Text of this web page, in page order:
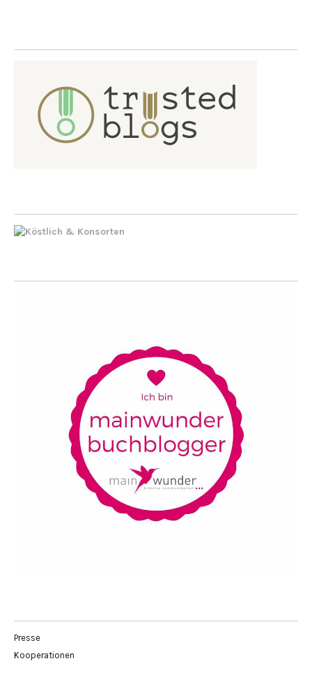
Presse
Kooperationen